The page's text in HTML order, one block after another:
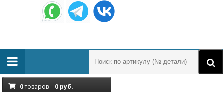
0товаров – 0 руб.